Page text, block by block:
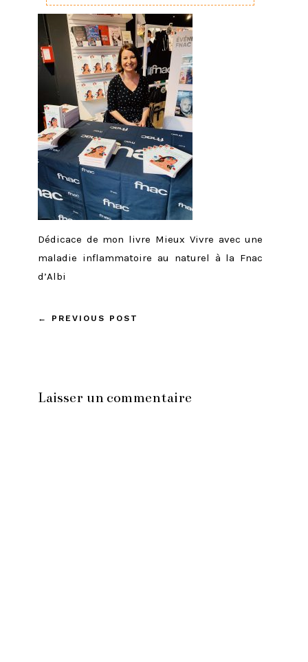
Dédicace de mon livre Mieux Vivre avec une
maladie inflammatoire au naturel à la Fnac
d’Albi
← PREVIOUS POST
Laisser un commentaire